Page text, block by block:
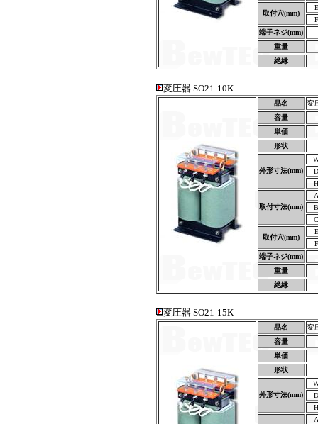
取付穴(mm)
E
F
端子ネジ(mm)
重量
絶縁
変圧器 SO21-10K
品名
変
容量
単価
形状
外形寸法(mm)
D
H
取付寸法(mm)
A
B
C
取付穴(mm)
E
F
端子ネジ(mm)
重量
絶縁
変圧器 SO21-15K
品名
変
容量
単価
形状
外形寸法(mm)
D
H
A